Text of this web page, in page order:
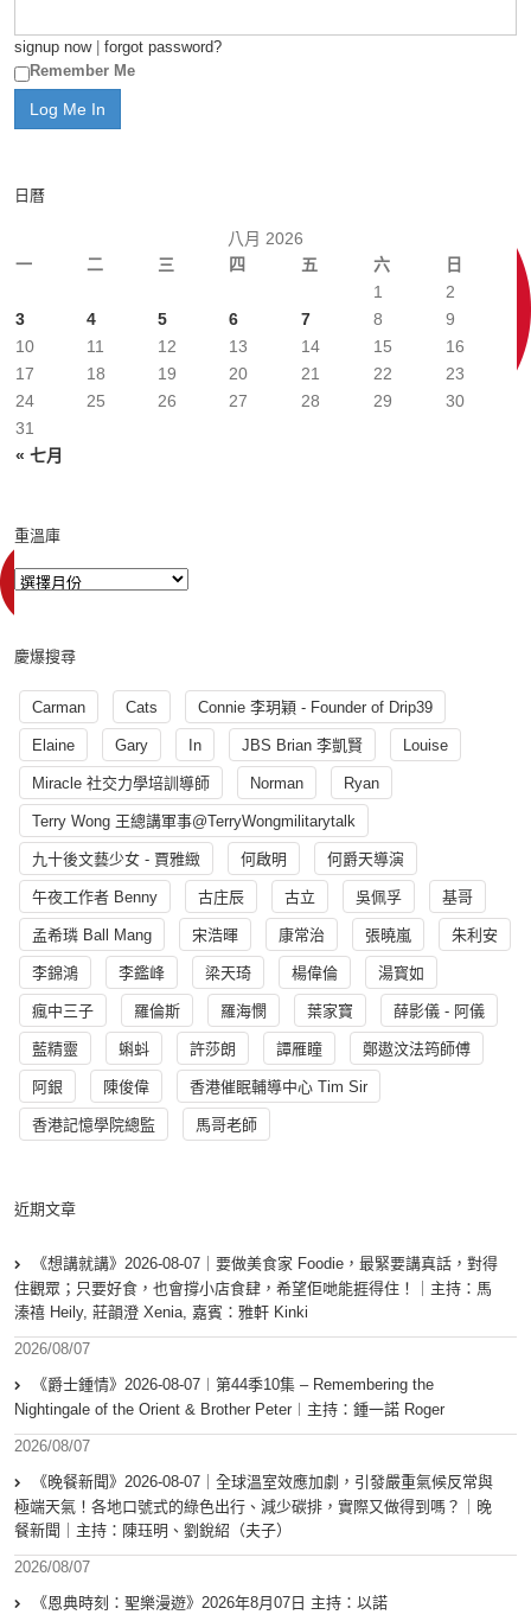
signup now| forgot password?
Remember Me
日曆
八月 2026
一
二 三 四 五 六 日
« 七月
1
2
3
4 5 6 7 8
9
10
11 12 13 14 15
16
17
18 19 20 21 22
23
24
25 26 27 28 29
30
31
重溫庫
慶爆搜尋
Carman Cats Connie 李玥穎 - Founder of Drip39
Elaine Gary In JBS Brian 李凱賢 Louise
Miracle 社交力學培訓導師 Norman Ryan
Terry Wong 王總講軍事@TerryWongmilitarytalk
九十後文藝少女 - 賈雅緻 何啟明 何爵天導演
午夜工作者 Benny 古庄辰 古立 吳佩孚 基哥
孟希璘 Ball Mang 宋浩暉 康常治 張曉嵐 朱利安
李錦鴻 李鑑峰 梁天琦 楊偉倫 湯寳如
瘋中三子 羅倫斯 羅海憫 葉家寶 薛影儀 - 阿儀
藍精靈 蝌蚪 許莎朗 譚雁瞳 鄭遨汶法筠師傅
阿銀 陳俊偉 香港催眠輔導中心 Tim Sir
香港記憶學院總監 馬哥老師
近期文章
《想講就講》2026-08-07｜要做美食家 Foodie，最緊要講真話，對得
住觀眾；只要好食，也會撐小店食肆，希望佢哋能捱得住！｜主持：馬
溱禧 Heily, 莊韻澄 Xenia, 嘉賓：雅軒 Kinki
2026/08/07
《爵士鍾情》2026-08-07︱第44季10集 – Remembering the
Nightingale of the Orient & Brother Peter︱主持：鍾一諾 Roger
2026/08/07
《晚餐新聞》2026-08-07｜全球溫室效應加劇，引發嚴重氣候反常與
極端天氣！各地口號式的綠色出行、減少碳排，實際又做得到嗎？｜晚
餐新聞｜主持：陳珏明、劉銳紹（夫子）
2026/08/07
《恩典時刻：聖樂漫遊》2026年8月07日 主持：以諾